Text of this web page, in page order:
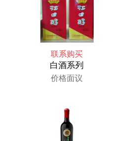
联系购买
白酒系列
价格面议